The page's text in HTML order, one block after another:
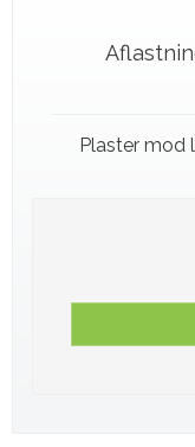
Plaster mod